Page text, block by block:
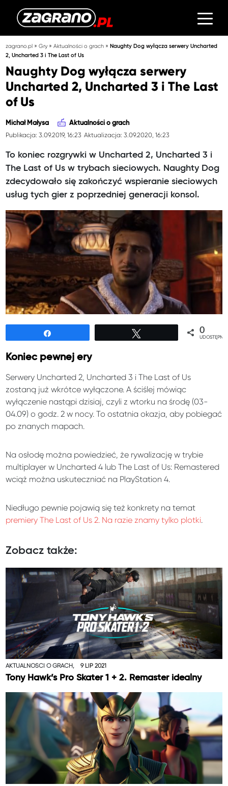
zagrano.pl »Gry»Aktualności o grach »Naughty Dog wyłącza serwery Uncharted
2, Uncharted 3 i The Last of Us
Naughty Dog wyłącza serwery
Uncharted 2, Uncharted 3 i The Last
of Us
Michał Małysa Aktualności o grach
Publikacja: 3.09.2019, 16:23 Aktualizacja: 3.09.2020, 16:23
To koniec rozgrywki w Uncharted 2, Uncharted 3 i
The Last of Us w trybach sieciowych. Naughty Dog
zdecydowało się zakończyć wspieranie sieciowych
usług tych gier z poprzedniej generacji konsol.
0
Koniec pewnej ery
Serwery Uncharted 2, Uncharted 3 i The Last of Us
zostaną już wkrótce wyłączone. A ściślej mówiąc
wyłączenie nastąpi dzisiaj, czyli z wtorku na środę (03-
04.09) o godz. 2 w nocy. To ostatnia okazja, aby pobiegać
po znanych mapach.
Na osłodę można powiedzieć, że rywalizację w trybie
multiplayer w Uncharted 4 lub The Last of Us: Remastered
wciąż można uskuteczniać na PlayStation 4.
Niedługo pewnie pojawią się też konkrety na temat
premiery The Last of Us 2. Na razie znamy tylko plotki.
Zobacz także:
AKTUALNOŚCI O GRACH, 9 LIP 2021
Tony Hawk’s Pro Skater 1 + 2. Remaster idealny